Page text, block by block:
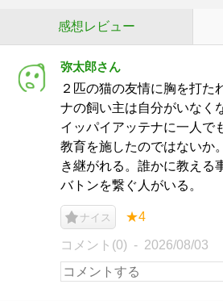
感想レビュー
弥太郎さん
２匹の猫の友情に胸を打た
ナの飼い主は自分がいなく
イッパイアッテナに一人で
教育を施したのではないか
き継がれる。誰かに教える
バトンを繋ぐ人がいる。
ナイス ★4
コメント(0) 2026/08/03